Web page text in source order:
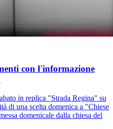
con l'informazione
in replica "Strada Regina" su
di una scelta domenica a "Chiese
domenicale dalla chiesa del